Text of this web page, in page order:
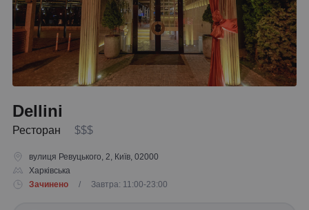
Dellini
Ресторан $$$
вулиця Ревуцького, 2, Київ, 02000
Харківська
Зачинено
/ Завтра: 11:00-23:00